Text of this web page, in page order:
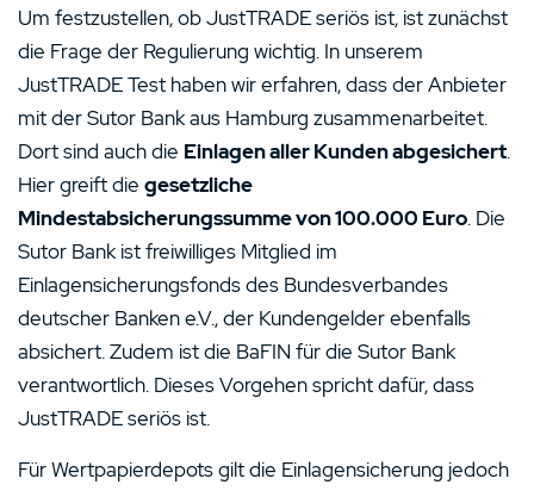
Um festzustellen, ob JustTRADE seriös ist, ist zunächst
die Frage der Regulierung wichtig. In unserem
JustTRADE Test haben wir erfahren, dass der Anbieter
mit der Sutor Bank aus Hamburg zusammenarbeitet.
Dort sind auch die Einlagen aller Kunden abgesichert.
Hier greift die gesetzliche
Mindestabsicherungssumme von 100.000 Euro. Die
Sutor Bank ist freiwilliges Mitglied im
Einlagensicherungsfonds des Bundesverbandes
deutscher Banken e.V., der Kundengelder ebenfalls
absichert. Zudem ist die BaFIN für die Sutor Bank
verantwortlich. Dieses Vorgehen spricht dafür, dass
JustTRADE seriös ist.
Für Wertpapierdepots gilt die Einlagensicherung jedoch